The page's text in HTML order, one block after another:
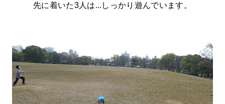
先に着いた3人は...しっかり遊んでいます。